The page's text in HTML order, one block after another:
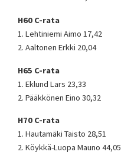
H60 C-rata
1. Lehtiniemi Aimo 17,42
2. Aaltonen Erkki 20,04
H65 C-rata
1. Eklund Lars 23,33
2. Pääkkönen Eino 30,32
H70 C-rata
1. Hautamäki Taisto 28,51
2. Köykkä-Luopa Mauno 44,05